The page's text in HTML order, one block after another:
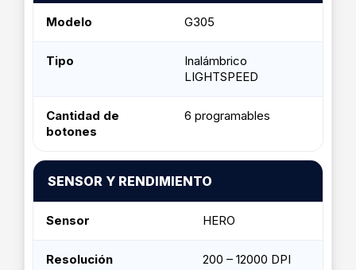
Modelo G305
Tipo
Inalámbrico
LIGHTSPEED
Cantidad de
botones
6 programables
SENSOR Y RENDIMIENTO
Sensor HERO
Resolución 200 – 12000 DPI